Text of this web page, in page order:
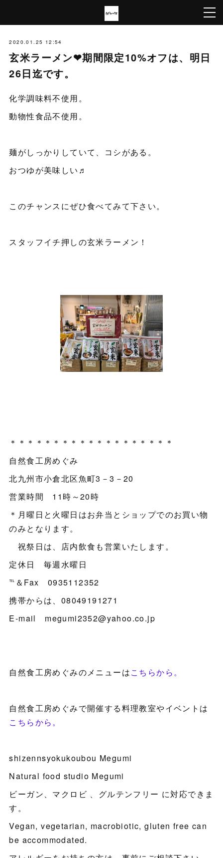
2020.01.25 12:54
玄米ラーメン❤期間限定10%オフは、明日
26日迄です。
化学調味料不使用。
動物性食品不使用。
麺がしっかりしていて、コシがある。
おつゆが美味しい♬
このチャンスにぜひ食べてみて下さい。
スタッフイチ押しの玄米ラーメン！
＊＊＊＊＊＊＊＊＊＊＊＊＊＊＊＊＊＊＊
自然食工房めぐみ
北九州市小倉北区魚町3－3－20
営業時間 11時～20時
＊月曜日と火曜日はお弁当とショップでのお買い物
のみとなります。
祝祭日は、店内飲食も営業いたします。
定休日 毎週水曜日
℡＆Fax 0935112352
携帯からは、08049191271
E-mail megumi2352@yahoo.co.jp
自然食工房めぐみのメニューはこちらから。
自然食工房めぐみで開催する料理教室やイベントは
こちらから。
shizennsyokukoubou Megumi
Natural food studio Megumi
ビーガン、マクロビ 、グルテンフリー に対応できま
す。
Vegan, vegetarian, macrobiotic, gluten free can
be accommodated.